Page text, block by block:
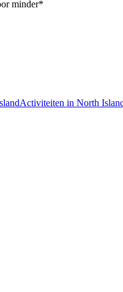
minder*
Activiteiten in North